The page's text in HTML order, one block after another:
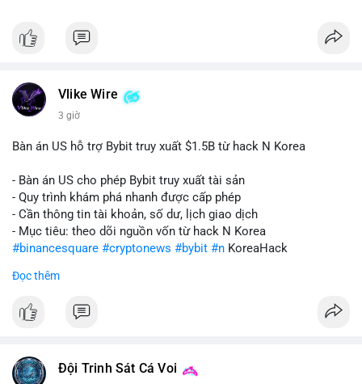
Vlike Wire
3 giờ
Bàn án US hỗ trợ Bybit truy xuất $1.5B từ hack N Korea
- Bàn án US cho phép Bybit truy xuất tài sản
- Quy trình khám phá nhanh được cấp phép
- Cần thông tin tài khoản, số dư, lịch giao dịch
- Mục tiêu: theo dõi nguồn vốn từ hack N Korea
#binancesquare #cryptonews #bybit #n KoreaHack
$btc $eth
#vlikevn #titanbot
Đọc thêm
Đội Trinh Sát Cá Voi